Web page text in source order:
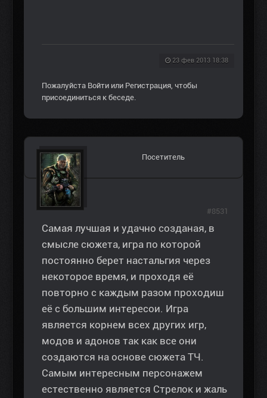
23 фев 2013 18:38
Пожалуйста Войти или Регистрация , чтобы
присоединиться к беседе.
Посетитель
Самая лучшая и удачно созданая, в
смысле сюжета, игра по которой
постоянно берет настальгия через
некоторое время, и проходя её
повторно с каждым разом проходиш
её с большим интересои. Игра
является корнем всех других игр,
модов и адонов так как все они
создаются на основе сюжета ТЧ.
Самым интересным персонажем
естественно является Стрелок и жаль
#8531